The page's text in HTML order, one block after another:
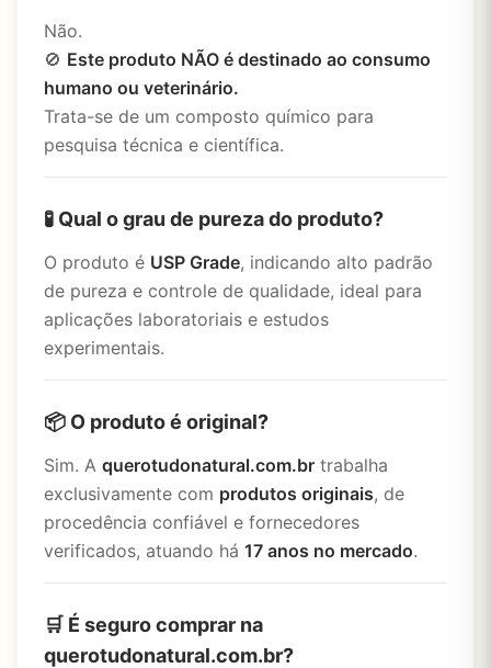
Não.
🚫 Este produto NÃO é destinado ao consumo
humano ou veterinário.
Trata-se de um composto químico para
pesquisa técnica e científica.
🧪 Qual o grau de pureza do produto?
O produto é USP Grade, indicando alto padrão
de pureza e controle de qualidade, ideal para
aplicações laboratoriais e estudos
experimentais.
📦 O produto é original?
Sim. A querotudonatural.com.br trabalha
exclusivamente com produtos originais, de
procedência confiável e fornecedores
verificados, atuando há 17 anos no mercado.
🛒 É seguro comprar na
querotudonatural.com.br?